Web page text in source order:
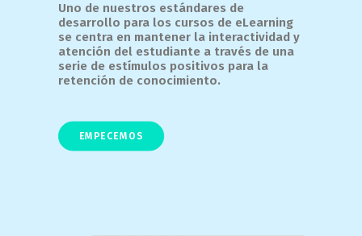
Uno de nuestros estándares de
desarrollo para los cursos de eLearning
se centra en mantener la interactividad y
atención del estudiante a través de una
serie de estímulos positivos para la
retención de conocimiento.
EMPECEMOS